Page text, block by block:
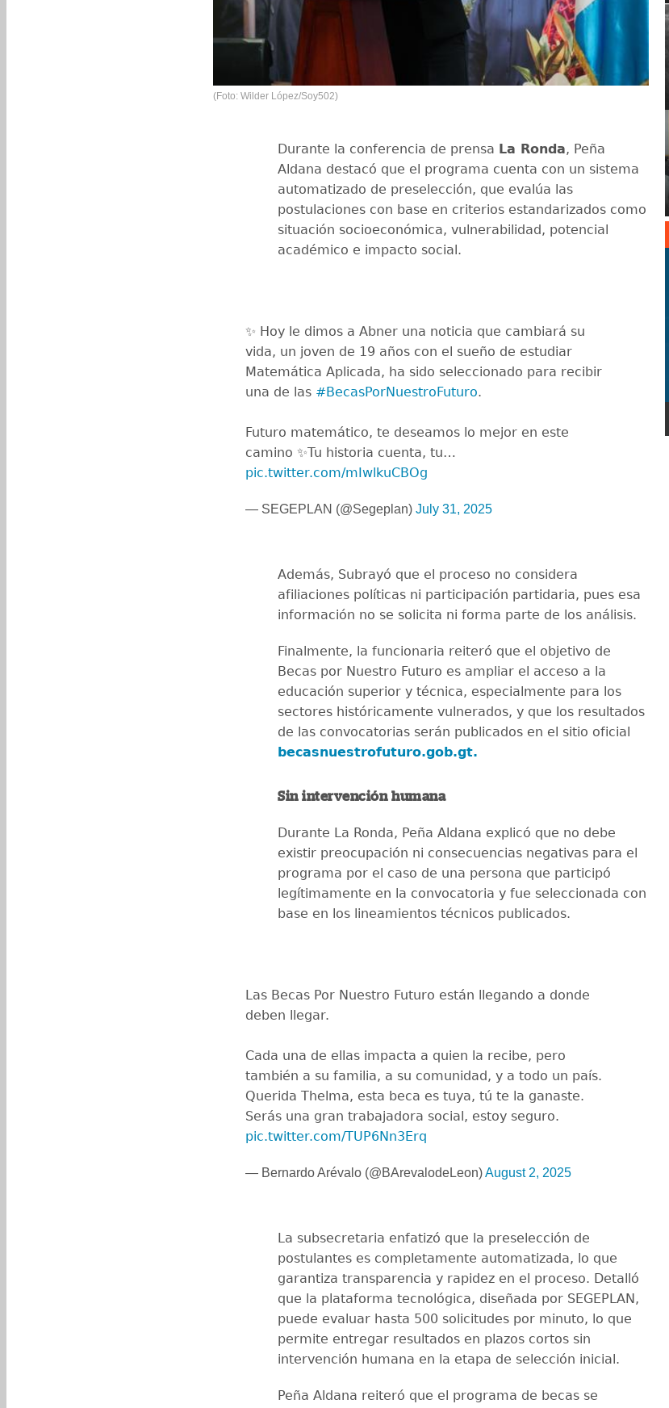
(Foto: Wilder López/Soy502)
Durante la conferencia de prensa La Ronda, Peña
Aldana destacó que el programa cuenta con un sistema
automatizado de preselección, que evalúa las
postulaciones con base en criterios estandarizados como
situación socioeconómica, vulnerabilidad, potencial
académico e impacto social.
✨ Hoy le dimos a Abner una noticia que cambiará su
vida, un joven de 19 años con el sueño de estudiar
Matemática Aplicada, ha sido seleccionado para recibir
una de las #BecasPorNuestroFuturo.
Futuro matemático, te deseamos lo mejor en este
camino ✨Tu historia cuenta, tu…
pic.twitter.com/mIwlkuCBOg
— SEGEPLAN (@Segeplan) July 31, 2025
Además, Subrayó que el proceso no considera
afiliaciones políticas ni participación partidaria, pues esa
información no se solicita ni forma parte de los análisis.
Finalmente, la funcionaria reiteró que el objetivo de
Becas por Nuestro Futuro es ampliar el acceso a la
educación superior y técnica, especialmente para los
sectores históricamente vulnerados, y que los resultados
de las convocatorias serán publicados en el sitio oficial
becasnuestrofuturo.gob.gt.
Sin intervención humana
Durante La Ronda, Peña Aldana explicó que no debe
existir preocupación ni consecuencias negativas para el
programa por el caso de una persona que participó
legítimamente en la convocatoria y fue seleccionada con
base en los lineamientos técnicos publicados.
Las Becas Por Nuestro Futuro están llegando a donde
deben llegar.
Cada una de ellas impacta a quien la recibe, pero
también a su familia, a su comunidad, y a todo un país.
Querida Thelma, esta beca es tuya, tú te la ganaste.
Serás una gran trabajadora social, estoy seguro.
pic.twitter.com/TUP6Nn3Erq
— Bernardo Arévalo (@BArevalodeLeon)August 2, 2025
La subsecretaria enfatizó que la preselección de
postulantes es completamente automatizada, lo que
garantiza transparencia y rapidez en el proceso. Detalló
que la plataforma tecnológica, diseñada por SEGEPLAN,
puede evaluar hasta 500 solicitudes por minuto, lo que
permite entregar resultados en plazos cortos sin
intervención humana en la etapa de selección inicial.
Peña Aldana reiteró que el programa de becas se